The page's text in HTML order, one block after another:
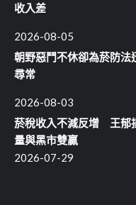
收入差
2026-08-05
朝野惡鬥不休卻為菸防
尋常
2026-08-03
菸稅收入不減反增 王郁
量與黑市雙贏
2026-07-29